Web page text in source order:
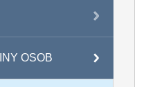
OSOB